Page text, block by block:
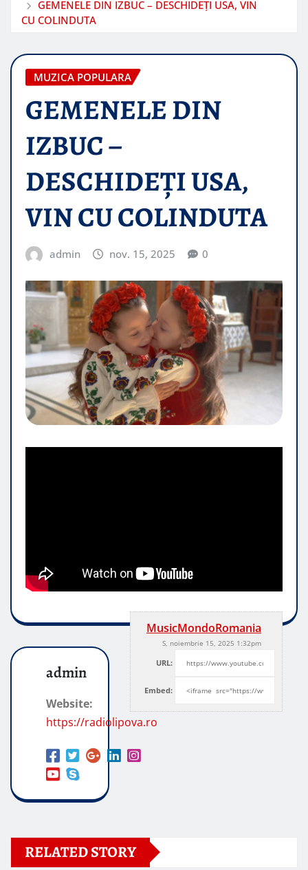
GEMENELE DIN IZBUC – DESCHIDEȚI USA, VIN
CU COLINDUTA
MUZICA POPULARA
GEMENELE DIN
IZBUC –
DESCHIDEȚI USA,
VIN CU COLINDUTA
admin nov. 15, 2025 0
MusicMondoRomania
S, noiembrie 15, 2025 1:32pm
URL:
Embed:
admin
Website:
https://radiolipova.ro
RELATED STORY